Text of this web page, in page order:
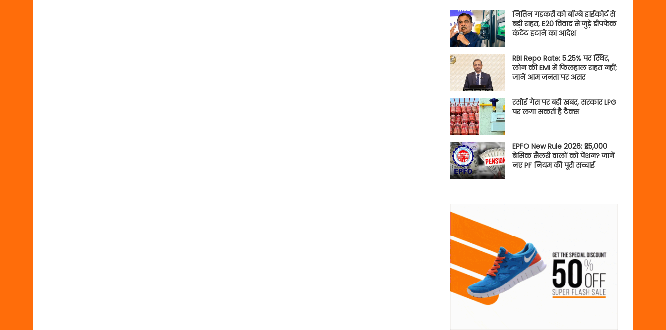
नितिन गडकरी को बॉम्बे हाईकोर्ट से
बड़ी राहत, E20 विवाद से जुड़े डीपफेक
कंटेंट हटाने का आदेश
RBI Repo Rate: 5.25% पर स्थिर,
लोन की EMI में फिलहाल राहत नहीं;
जानें आम जनता पर असर
रसोई गैस पर बड़ी खबर, सरकार LPG
पर लगा सकती है टैक्स
EPFO New Rule 2026: ₹25,000
बेसिक सैलरी वालों को पेंशन? जानें
नए PF नियम की पूरी सच्चाई